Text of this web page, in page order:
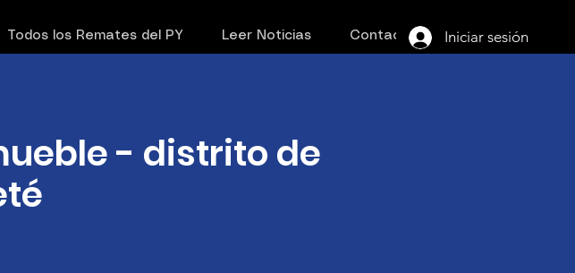
Todos los Remates del PY Leer Noticias Contacto Iniciar sesión
- distrito de